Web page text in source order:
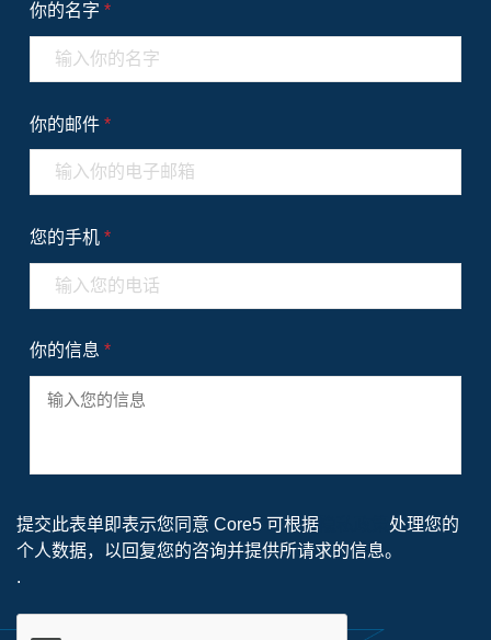
你的名字 *
你的邮件 *
您的手机 *
你的信息 *
提交此表单即表示您同意 Core5 可根据
处理您的
个人数据，以回复您的咨询并提供所请求的信息。
.